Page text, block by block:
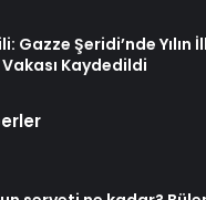
Gazze Şeridi’nde Yılın
Kaydedildi